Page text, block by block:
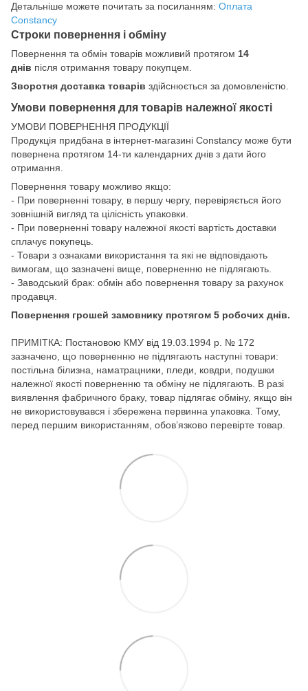
Детальніше можете почитать за посиланням: Оплата
Constancy
Строки повернення і обміну
Повернення та обмін товарів можливий протягом 14
днів після отримання товару покупцем.
Зворотня доставка товарів здійснюється за домовленістю.
Умови повернення для товарів належної якості
УМОВИ ПОВЕРНЕННЯ ПРОДУКЦІЇ
Продукція придбана в інтернет-магазині Constancy може бути
повернена протягом 14-ти календарних днів з дати його
отримання.
Повернення товару можливо якщо:
- При поверненні товару, в першу чергу, перевіряється його
зовнішній вигляд та цілісність упаковки.
- При поверненні товару належної якості вартість доставки
сплачує покупець.
- Товари з ознаками використання та які не відповідають
вимогам, що зазначені вище, поверненню не підлягають.
- Заводський брак: обмін або повернення товару за рахунок
продавця.
Повернення грошей замовнику протягом 5 робочих днів.
ПРИМІТКА: Постановою КМУ від 19.03.1994 р. № 172
зазначено, що поверненню не підлягають наступні товари:
постільна білизна, наматрацники, пледи, ковдри, подушки
належної якості поверненню та обміну не підлягають. В разі
виявлення фабричного браку, товар підлягає обміну, якщо він
не використовувався і збережена первинна упаковка. Тому,
перед першим використанням, обов’язково перевірте товар.